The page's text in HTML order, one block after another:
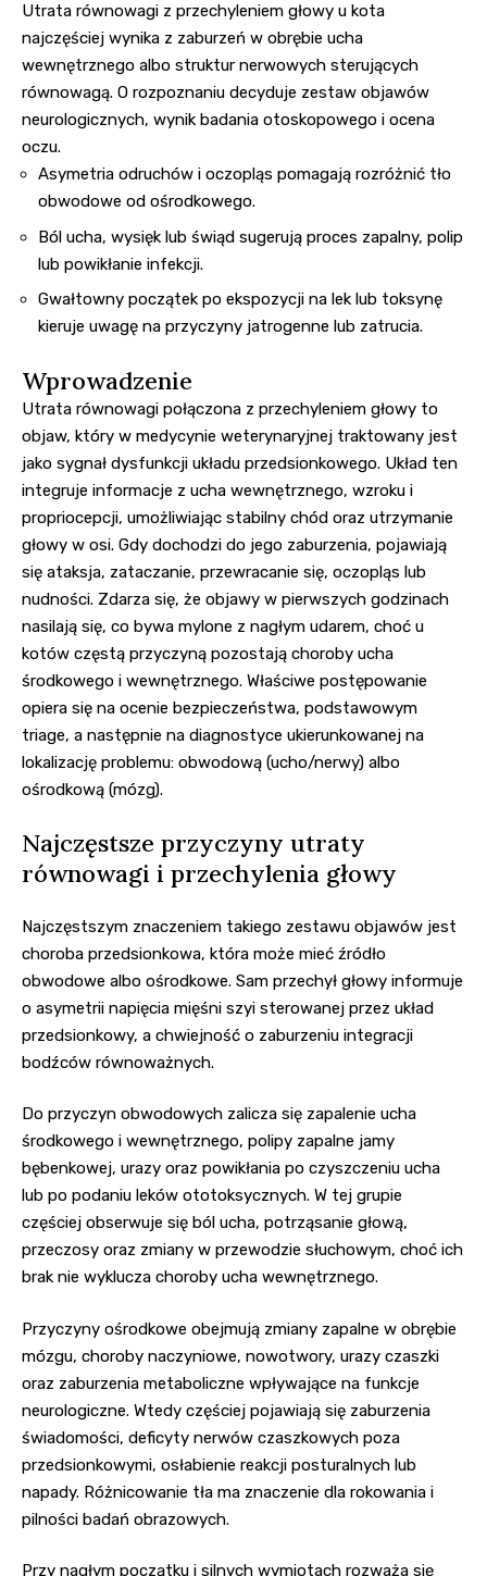
Utrata równowagi z przechyleniem głowy u kota
najczęściej wynika z zaburzeń w obrębie ucha
wewnętrznego albo struktur nerwowych sterujących
równowagą. O rozpoznaniu decyduje zestaw objawów
neurologicznych, wynik badania otoskopowego i ocena
oczu.
Asymetria odruchów i oczopląs pomagają rozróżnić tło
obwodowe od ośrodkowego.
Ból ucha, wysięk lub świąd sugerują proces zapalny, polip
lub powikłanie infekcji.
Gwałtowny początek po ekspozycji na lek lub toksynę
kieruje uwagę na przyczyny jatrogenne lub zatrucia.
Wprowadzenie
Utrata równowagi połączona z przechyleniem głowy to
objaw, który w medycynie weterynaryjnej traktowany jest
jako sygnał dysfunkcji układu przedsionkowego. Układ ten
integruje informacje z ucha wewnętrznego, wzroku i
propriocepcji, umożliwiając stabilny chód oraz utrzymanie
głowy w osi. Gdy dochodzi do jego zaburzenia, pojawiają
się ataksja, zataczanie, przewracanie się, oczopląs lub
nudności. Zdarza się, że objawy w pierwszych godzinach
nasilają się, co bywa mylone z nagłym udarem, choć u
kotów częstą przyczyną pozostają choroby ucha
środkowego i wewnętrznego. Właściwe postępowanie
opiera się na ocenie bezpieczeństwa, podstawowym
triage, a następnie na diagnostyce ukierunkowanej na
lokalizację problemu: obwodową (ucho/nerwy) albo
ośrodkową (mózg).
Najczęstsze przyczyny utraty
równowagi i przechylenia głowy
Najczęstszym znaczeniem takiego zestawu objawów jest
choroba przedsionkowa, która może mieć źródło
obwodowe albo ośrodkowe. Sam przechył głowy informuje
o asymetrii napięcia mięśni szyi sterowanej przez układ
przedsionkowy, a chwiejność o zaburzeniu integracji
bodźców równoważnych.
Do przyczyn obwodowych zalicza się zapalenie ucha
środkowego i wewnętrznego, polipy zapalne jamy
bębenkowej, urazy oraz powikłania po czyszczeniu ucha
lub po podaniu leków ototoksycznych. W tej grupie
częściej obserwuje się ból ucha, potrząsanie głową,
przeczosy oraz zmiany w przewodzie słuchowym, choć ich
brak nie wyklucza choroby ucha wewnętrznego.
Przyczyny ośrodkowe obejmują zmiany zapalne w obrębie
mózgu, choroby naczyniowe, nowotwory, urazy czaszki
oraz zaburzenia metaboliczne wpływające na funkcje
neurologiczne. Wtedy częściej pojawiają się zaburzenia
świadomości, deficyty nerwów czaszkowych poza
przedsionkowymi, osłabienie reakcji posturalnych lub
napady. Różnicowanie tła ma znaczenie dla rokowania i
pilności badań obrazowych.
Przy nagłym początku i silnych wymiotach rozważa się